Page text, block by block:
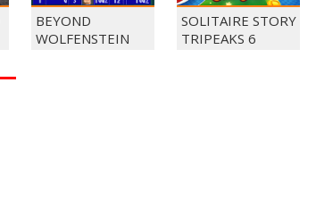
BEYOND
WOLFENSTEIN
SOLITAIRE STORY
TRIPEAKS 6